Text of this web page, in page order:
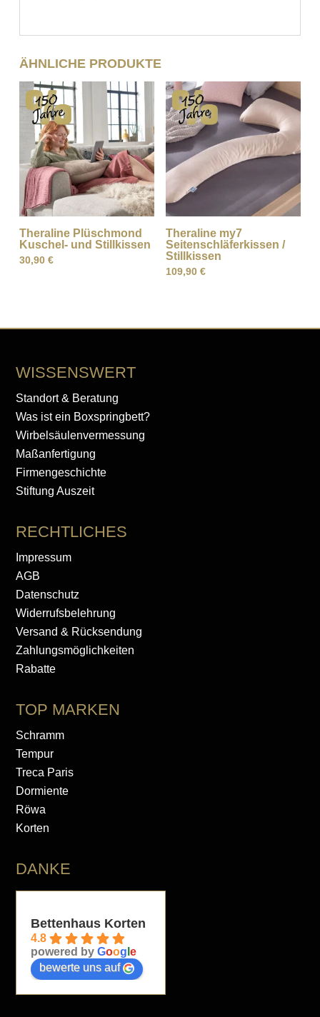
ÄHNLICHE PRODUKTE
Theraline Plüschmond
Kuschel- und Stillkissen
30,90€
Theraline my7
Seitenschläferkissen /
Stillkissen
109,90 €
WISSENSWERT
Standort & Beratung
Was ist ein Boxspringbett?
Wirbelsäulenvermessung
Maßanfertigung
Firmengeschichte
Stiftung Auszeit
RECHTLICHES
Impressum
AGB
Datenschutz
Widerrufsbelehrung
Versand & Rücksendung
Zahlungsmöglichkeiten
Rabatte
TOP MARKEN
Schramm
Tempur
Treca Paris
Dormiente
Röwa
Korten
DANKE
Bettenhaus Korten
4.8
powered byGoog le
bewerte uns auf